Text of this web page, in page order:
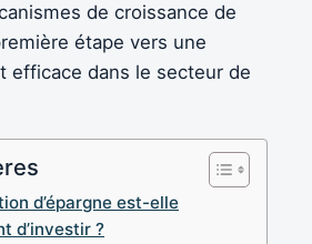
de croissance de
étape vers une
efficace dans le secteur de
d’épargne est-elle
d’investir ?